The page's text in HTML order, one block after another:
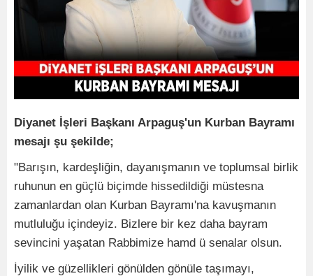
Diyanet İşleri Başkanı Arpaguş'un Kurban Bayramı
mesajı şu şekilde;
"Barışın, kardeşliğin, dayanışmanın ve toplumsal birlik
ruhunun en güçlü biçimde hissedildiği müstesna
zamanlardan olan Kurban Bayramı'na kavuşmanın
mutluluğu içindeyiz. Bizlere bir kez daha bayram
sevincini yaşatan Rabbimize hamd ü senalar olsun.
İyilik ve güzellikleri gönülden gönüle taşımayı,